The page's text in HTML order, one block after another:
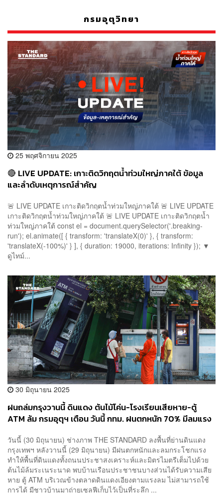
กรมอุตุวิทยา
25 พฤศจิกายน 2025
🔴 LIVE UPDATE: เกาะติดวิกฤตน้ำท่วมใหญ่ภาคใต้ ข้อมูล
และลำดับเหตุการณ์สำคัญ
🚨 LIVE UPDATE เกาะติดวิกฤตน้ำท่วมใหญ่ภาคใต้ 🚨 LIVE UPDATE
เกาะติดวิกฤตน้ำท่วมใหญ่ภาคใต้ 🚨 LIVE UPDATE เกาะติดวิกฤตน้ำ
ท่วมใหญ่ภาคใต้ const el = document.querySelector('.breaking-
run'); el.animate([ { transform: 'translateX(0)' }, { transform:
'translateX(-100%)' } ], { duration: 19000, iterations: Infinity }); ▼
ดูไทม์...
30 มิถุนายน 2025
ฝนถล่มกรุงวานนี้ ดินแดง ต้นไม้โค่น-โรงเรียนเสียหาย-ตู้
ATM ล้ม กรมอุตุฯ เตือน วันนี้ กทม. ฝนตกหนัก 70% มีลมแรง
วันนี้ (30 มิถุนายน) ช่างภาพ THE STANDARD ลงพื้นที่ย่านดินแดง
กรุงเทพฯ หลังวานนี้ (29 มิถุนายน) มีฝนตกหนักและลมกระโชกแรง
ทำให้พื้นที่ดินแดงทั้งถนนประชาสงเคราะห์และมิตรไมตรีเต็มไปด้วย
ต้นไม้ล้มระเนระนาด พบบ้านเรือนประชาชนบางส่วนได้รับความเสีย
หาย ตู้ ATM บริเวณข้างตลาดดินแดงเอียงตามแรงลม ไม่สามารถใช้
การได้ มีชาวบ้านมาถ่ายเซลฟีเก็บไว้เป็นที่ระลึก ...